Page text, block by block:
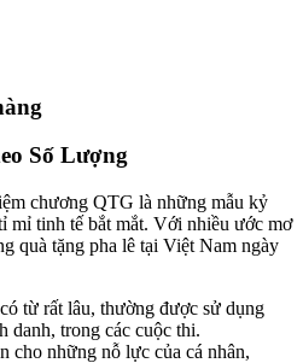
Số Lượng
chương QTG là những mẫu kỷ
mỉ tinh tế bắt mắt. Với nhiều ước mơ
quà tặng pha lê tại Việt Nam ngày
từ rất lâu, thường được sử dụng
danh, trong các cuộc thi.
cho những nỗ lực của cá nhân,